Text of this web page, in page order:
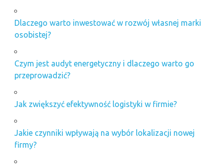
Dlaczego warto inwestować w rozwój własnej marki
osobistej?
Czym jest audyt energetyczny i dlaczego warto go
przeprowadzić?
Jak zwiększyć efektywność logistyki w firmie?
Jakie czynniki wpływają na wybór lokalizacji nowej
firmy?